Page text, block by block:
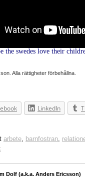
the swedes love their
Alla rättigheter förbehållna.
LinkedIn
arbete, barnfostran,
Dolf (a.k.a. Anders Ericsson)